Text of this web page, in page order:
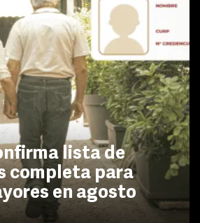
lista de
completa para
en agosto